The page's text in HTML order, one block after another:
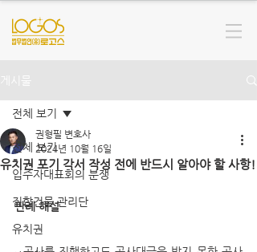
게시물
전체 보기
입주자대표회의 분쟁
집합건물 관리단
유치권
전체 보기
유치권 포기 각서 작성 전에 반드시 알아야 할 사항!
권형필 변호사
2024년 10월 16일
판례 해설